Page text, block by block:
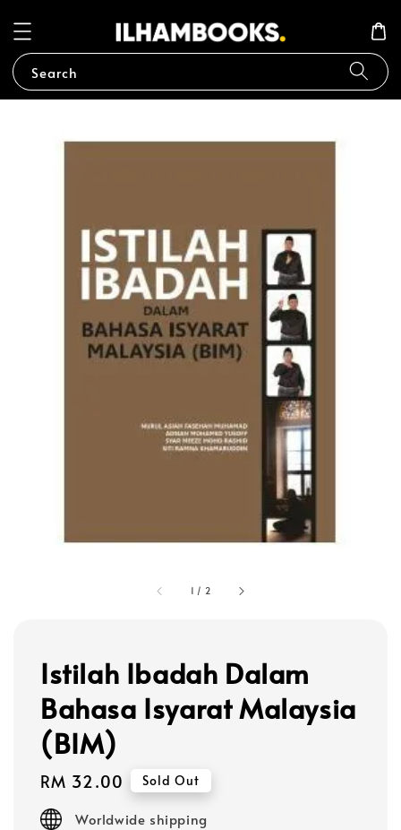
Search
1 / 2
Istilah Ibadah Dalam
Bahasa Isyarat Malaysia
(BIM)
Regular
price
RM 32.00 Sold Out
Worldwide shipping